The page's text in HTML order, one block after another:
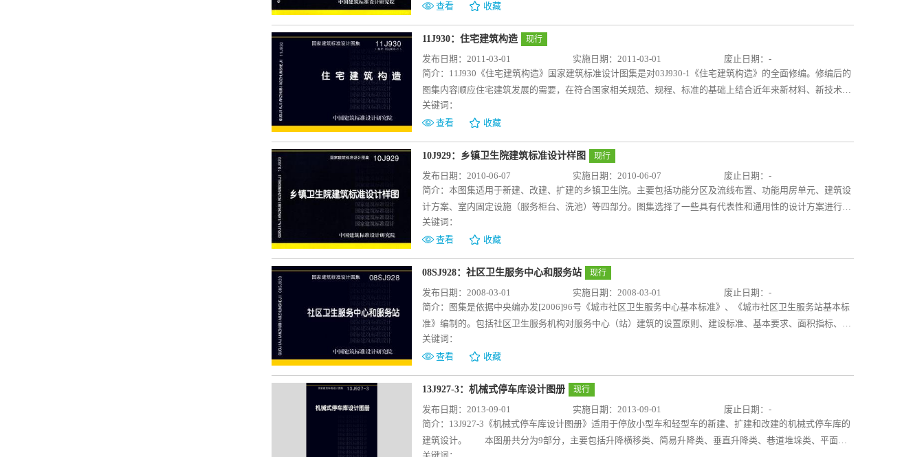
教学、办公等用房的常用尺寸和布置；8个不同规模的农村中小学校方案示例。 图集可供建设单位、规划
和建筑设计、施工、监理、验收等相关人员配合《农村普通中小学校建设标准》使用；并可作为建筑设计相关
专业的教师和学生对这部分内容教学的参考。
查看
收藏
11J930：住宅建筑构造 现行
发布日期：2011-03-01 实施日期：2011-03-01
废止日期：-
简介： 11J930《住宅建筑构造》国家建筑标准设计图集是对03J930-1《住宅建筑构造》的全面修编。修编后的
图集内容顺应住宅建筑发展的需要，在符合国家相关规范、规程、标准的基础上结合近年来新材料、新技术、
新工艺的发展，为住宅建筑设计、施工、监理提供了更多的技术资料。 11J930《住宅建筑构造》结合设
计、施工、监理人员的使用特点进行编制，内容主要包含室外工程、地下室防水、砌体墙、墙体保温、轻质内
隔墙、外墙面及室外装修配件、楼地面、内墙面及室内装修配件、屋面工程、楼梯栏杆、常用门窗、厨房、卫
生间等。11J930《住宅建筑构造》国标图集采用了新的编排方式：将图集中的相关内容整合后分项编排，主要
项均含有分项说明、构造做法、节点详图，内容相对独立完整。方便使用者快速查找、选用。
关键词：
查看
收藏
10J929：乡镇卫生院建筑标准设计样图 现行
发布日期：2010-06-07 实施日期：2010-06-07
废止日期：-
简介： 本图集适用于新建、改建、扩建的乡镇卫生院。主要包括功能分区及流线布置、功能用房单元、建筑设
计方案、室内固定设施（服务柜台、洗池）等四部分。图集选择了一些具有代表性和通用性的设计方案进行标
准化、规范化设计，重点选择诊室、病房等功能性房间，挂号取药窗台、污洗池等室内外配套设施进行标准化
设计，作为卫生院在建筑设计和建设中可直接选用的标准图。
关键词：
查看
收藏
08SJ928：社区卫生服务中心和服务站 现行
发布日期：2008-03-01 实施日期：2008-03-01
废止日期：-
简介：
图集是依据中央编办发[2006]96号《城市社区卫生服务中心基本标准》、《城市社区卫生服务站基本标
准》编制的。包括社区卫生服务机构对服务中心（站）建筑的设置原则、建设标准、基本要求、面积指标、功
能图解、设计要点，并按不同面积标准，社区卫生服务中心给出了9个不同的平面布局方案，社区卫生服务站
给出了3个不同的平面布局方案，供参考选用。图集还提供了部分常见构造详图，内容丰富、实用。
关键词：
查看
收藏
13J927-3：机械式停车库设计图册 现行
发布日期：2013-09-01 实施日期：2013-09-01
废止日期：-
简介： 13J927-3《机械式停车库设计图册》适用于停放小型车和轻型车的新建、扩建和改建的机械式停车库的
建筑设计。 本图册共分为9部分，主要包括升降横移类、简易升降类、垂直升降类、巷道堆垛类、平面移